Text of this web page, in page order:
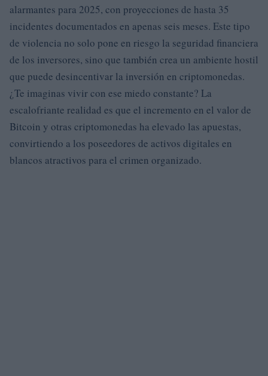
alarmantes para 2025, con proyecciones de hasta 35
incidentes documentados en apenas seis meses. Este tipo
de violencia no solo pone en riesgo la seguridad financiera
de los inversores, sino que también crea un ambiente hostil
que puede desincentivar la inversión en criptomonedas.
¿Te imaginas vivir con ese miedo constante? La
escalofriante realidad es que el incremento en el valor de
Bitcoin y otras criptomonedas ha elevado las apuestas,
convirtiendo a los poseedores de activos digitales en
blancos atractivos para el crimen organizado.